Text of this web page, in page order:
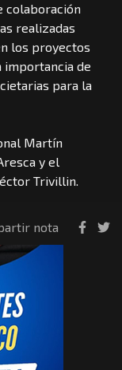
colaboración
realizadas
los proyectos
importancia de
para la
Martín
y el
Trivillin.
nota